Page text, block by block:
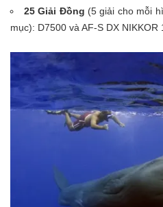
25 Giải Đồng (5 giải cho mỗi
mục): D7500 và AF-S DX